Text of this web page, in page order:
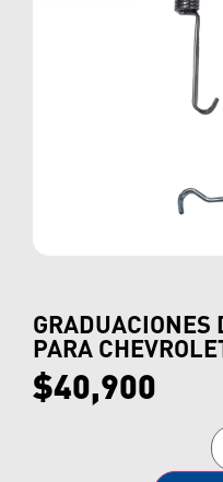
GRADUACIONES
PARA
$40,900